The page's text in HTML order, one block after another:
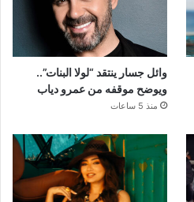
وائل جسار ينتقد “لولا البنات”..
ويوضح موقفه من عمرو دياب
منذ 5 ساعات